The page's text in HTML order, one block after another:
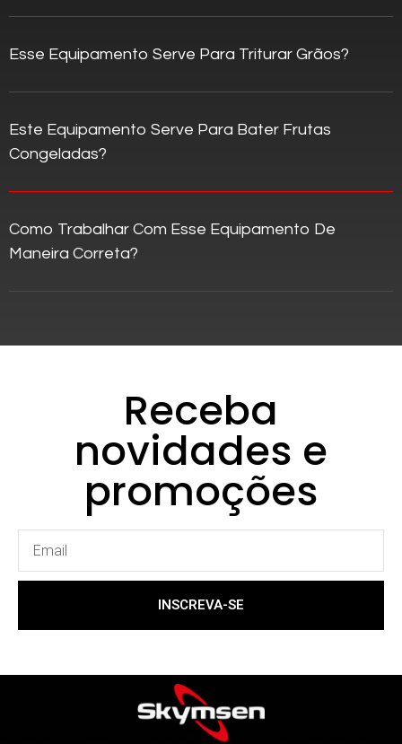
Esse Equipamento Serve Para Triturar Grãos?
Este Equipamento Serve Para Bater Frutas
Congeladas?
Como Trabalhar Com Esse Equipamento De
Maneira Correta?
Receba
novidades e
promoções
INSCREVA-SE